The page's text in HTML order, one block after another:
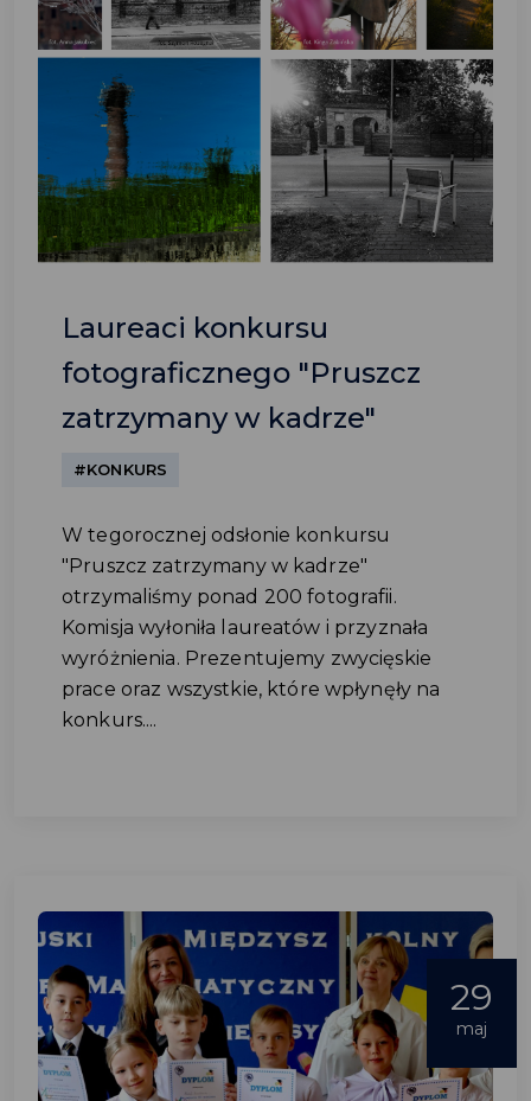
Laureaci konkursu
fotograficznego "Pruszcz
zatrzymany w kadrze"
#KONKURS
W tegorocznej odsłonie konkursu
"Pruszcz zatrzymany w kadrze"
otrzymaliśmy ponad 200 fotografii.
Komisja wyłoniła laureatów i przyznała
wyróżnienia. Prezentujemy zwycięskie
prace oraz wszystkie, które wpłynęły na
konkurs....
29
maj